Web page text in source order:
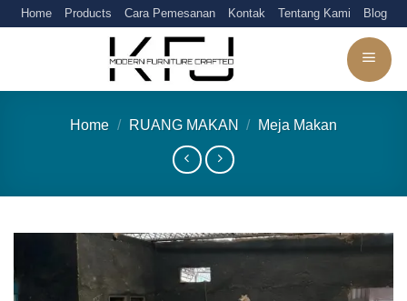
SkipHome Products Cara Pemesanan Kontak Tentang Kami Blog
Home / RUANG MAKAN / Meja Makan